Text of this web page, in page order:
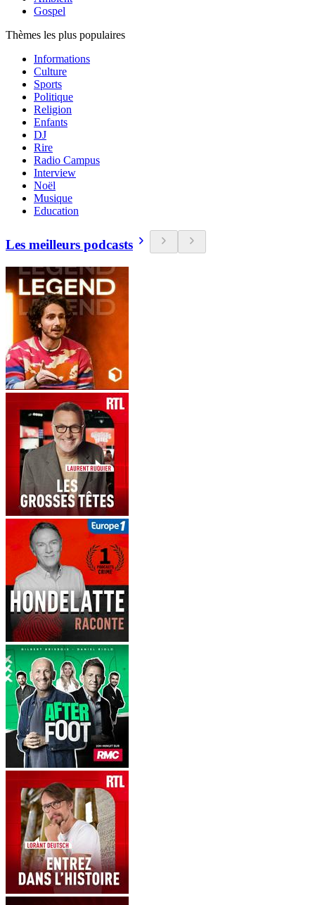
Gospel
Thèmes les plus populaires
Informations
Culture
Sports
Politique
Religion
Enfants
DJ
Rire
Radio Campus
Interview
Noël
Musique
Education
Les meilleurs podcasts